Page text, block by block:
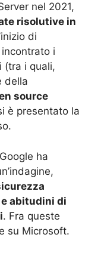
nel 2021,
risolutive in
di
incontrato i
(tra i quali,
della
source
è presentato la
ha
abitudini di
. Fra queste
su Microsoft.